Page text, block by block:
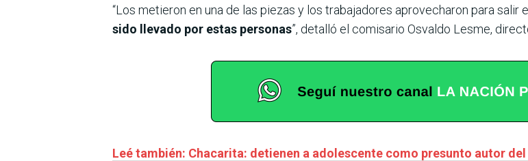
“Los metieron en una de las piezas y los trabajadores aprovecharon para salir
sido llevado por estas personas”, detalló el comisario Osvaldo Lesme,
Leé también: Chacarita: detienen a adolescente como presunto autor